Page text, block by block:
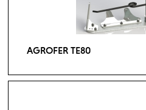
AGROFER TE80